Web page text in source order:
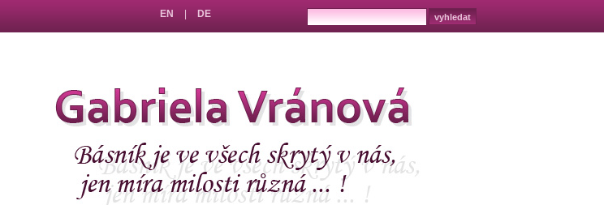
EN DE
Gabriela Vránová